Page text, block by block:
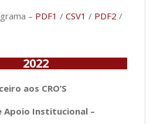
– PDF1 /CSV1 / PDF2 /
2022
aos CRO’S
Apoio Institucional –